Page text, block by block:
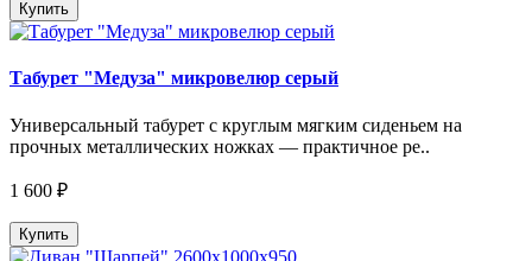
Купить
Табурет "Медуза" микровелюр серый
Универсальный табурет с круглым мягким сиденьем на
прочных металлических ножках — практичное ре..
1 600 ₽
Купить